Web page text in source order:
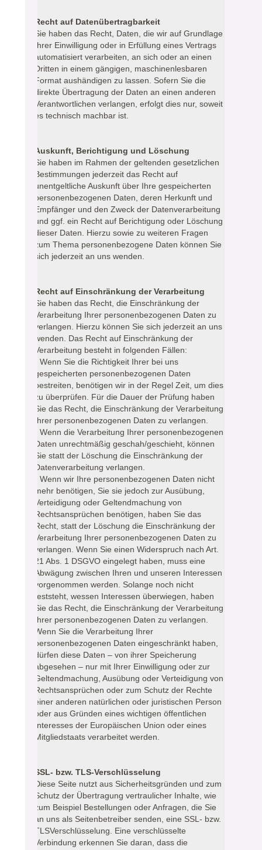
Recht auf Datenübertragbarkeit
Sie haben das Recht, Daten, die wir auf Grundlage
Ihrer Einwilligung oder in Erfüllung eines Vertrags
automatisiert verarbeiten, an sich oder an einen
Dritten in einem gängigen, maschinenlesbaren
Format aushändigen zu lassen. Sofern Sie die
direkte Übertragung der Daten an einen anderen
Verantwortlichen verlangen, erfolgt dies nur, soweit
es technisch machbar ist.
Auskunft, Berichtigung und Löschung
Sie haben im Rahmen der geltenden gesetzlichen
Bestimmungen jederzeit das Recht auf
unentgeltliche Auskunft über Ihre gespeicherten
personenbezogenen Daten, deren Herkunft und
Empfänger und den Zweck der Datenverarbeitung
und ggf. ein Recht auf Berichtigung oder Löschung
dieser Daten. Hierzu sowie zu weiteren Fragen
zum Thema personenbezogene Daten können Sie
sich jederzeit an uns wenden.
Recht auf Einschränkung der Verarbeitung
Sie haben das Recht, die Einschränkung der
Verarbeitung Ihrer personenbezogenen Daten zu
verlangen. Hierzu können Sie sich jederzeit an uns
wenden. Das Recht auf Einschränkung der
Verarbeitung besteht in folgenden Fällen:
- Wenn Sie die Richtigkeit Ihrer bei uns
gespeicherten personenbezogenen Daten
bestreiten, benötigen wir in der Regel Zeit, um dies
zu überprüfen. Für die Dauer der Prüfung haben
Sie das Recht, die Einschränkung der Verarbeitung
Ihrer personenbezogenen Daten zu verlangen.
- Wenn die Verarbeitung Ihrer personenbezogenen
Daten unrechtmäßig geschah/geschieht, können
Sie statt der Löschung die Einschränkung der
Datenverarbeitung verlangen.
- Wenn wir Ihre personenbezogenen Daten nicht
mehr benötigen, Sie sie jedoch zur Ausübung,
Verteidigung oder Geltendmachung von
Rechtsansprüchen benötigen, haben Sie das
Recht, statt der Löschung die Einschränkung der
Verarbeitung Ihrer personenbezogenen Daten zu
verlangen. Wenn Sie einen Widerspruch nach Art.
21 Abs. 1 DSGVO eingelegt haben, muss eine
Abwägung zwischen Ihren und unseren Interessen
vorgenommen werden. Solange noch nicht
feststeht, wessen Interessen überwiegen, haben
Sie das Recht, die Einschränkung der Verarbeitung
Ihrer personenbezogenen Daten zu verlangen.
Wenn Sie die Verarbeitung Ihrer
personenbezogenen Daten eingeschränkt haben,
dürfen diese Daten – von ihrer Speicherung
abgesehen – nur mit Ihrer Einwilligung oder zur
Geltendmachung, Ausübung oder Verteidigung von
Rechtsansprüchen oder zum Schutz der Rechte
einer anderen natürlichen oder juristischen Person
oder aus Gründen eines wichtigen öffentlichen
Interesses der Europäischen Union oder eines
Mitgliedstaats verarbeitet werden.
SSL- bzw. TLS-Verschlüsselung
Diese Seite nutzt aus Sicherheitsgründen und zum
Schutz der Übertragung vertraulicher Inhalte, wie
zum Beispiel Bestellungen oder Anfragen, die Sie
an uns als Seitenbetreiber senden, eine SSL- bzw.
TLSVerschlüsselung. Eine verschlüsselte
Verbindung erkennen Sie daran, dass die